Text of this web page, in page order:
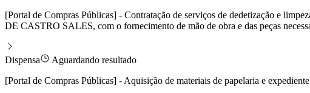
[Portal de Compras Públicas] - Contratação de serviços de dedetização e
DE CASTRO SALES, com o fornecimento de mão de obra e das peças
Dispensa
Aguardando resultado
[Portal de Compras Públicas] - Aquisição de materiais de papelaria e